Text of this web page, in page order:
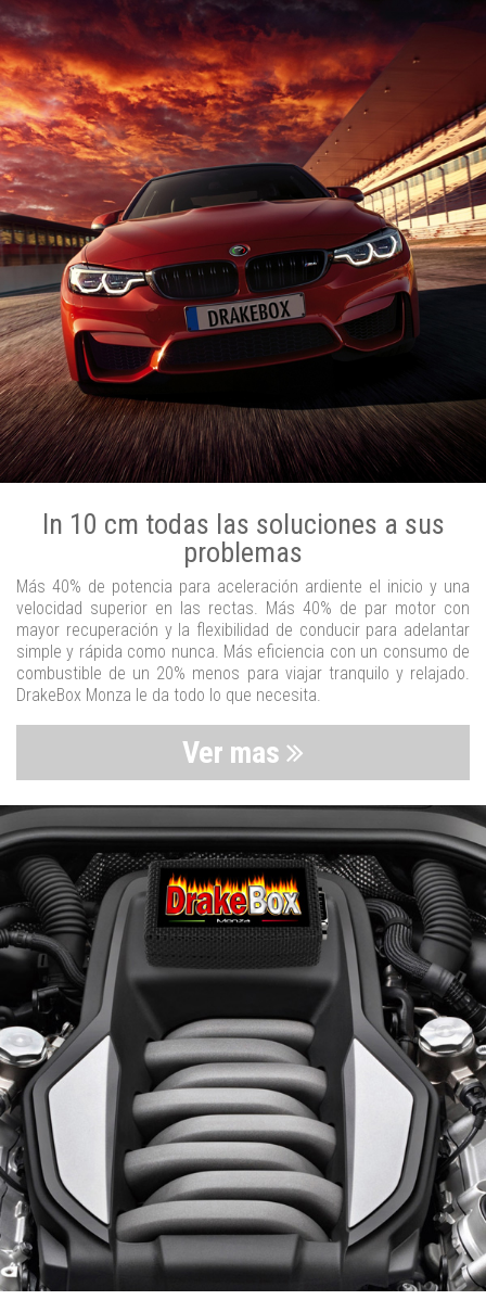
In 10 cm todas las soluciones a sus
problemas
Más 40% de potencia para aceleración ardiente el inicio y una
velocidad superior en las rectas. Más 40% de par motor con
mayor recuperación y la flexibilidad de conducir para adelantar
simple y rápida como nunca. Más eficiencia con un consumo de
combustible de un 20% menos para viajar tranquilo y relajado.
DrakeBox Monza le da todo lo que necesita.
Ver mas